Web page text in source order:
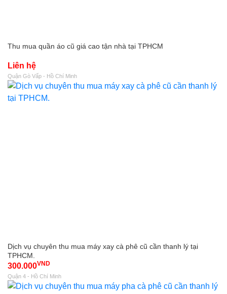
Thu mua quần áo cũ giá cao tận nhà tại TPHCM
Liên hệ
Quận Gò Vấp - Hồ Chí Minh
Dịch vụ chuyên thu mua máy xay cà phê cũ cần thanh lý tại
TPHCM.
300.000VND
Quận 4 - Hồ Chí Minh